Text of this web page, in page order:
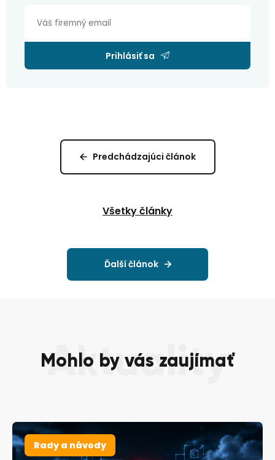
Prihlásiť sa
Predchádzajúci článok
Všetky články
Ďalší článok
Mohlo by vás zaujímať
Aktuality
Rady a návody